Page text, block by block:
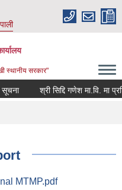
स्थानीय सरकार"
श्री सिद्दि गणेश मा.वि. मा
MTMP.pdf